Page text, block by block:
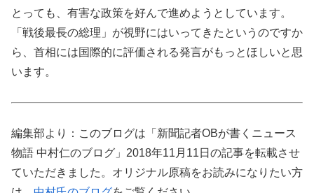
とっても、有害な政策を好んで進めようとしています。
「戦後最長の総理」が視野にはいってきたというのですか
ら、首相には国際的に評価される発言がもっとほしいと思
います。
編集部より：このブログは「新聞記者OBが書くニュース
物語 中村仁のブログ」2018年11月11日の記事を転載させ
ていただきました。オリジナル原稿をお読みになりたい方